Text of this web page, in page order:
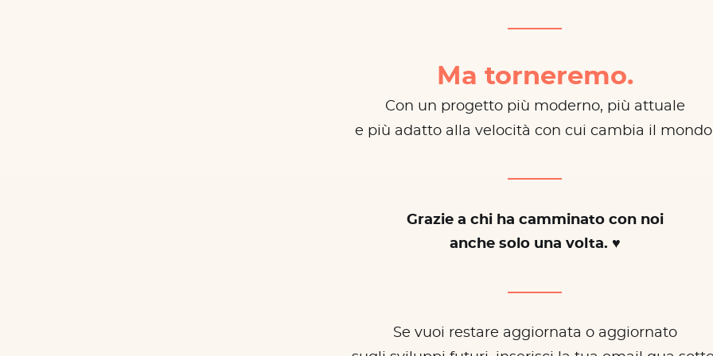
Ma torneremo.
Con un progetto più moderno, più attuale
e più adatto alla velocità con cui cambia il
Grazie a chi ha camminato con noi
anche solo una volta. ♥
Se vuoi restare aggiornata o aggiornato